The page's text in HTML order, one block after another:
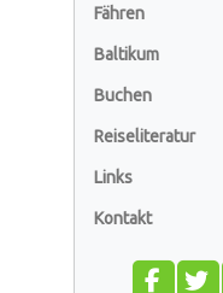
Fähren
Baltikum
Buchen
Reiseliteratur
Links
Kontakt